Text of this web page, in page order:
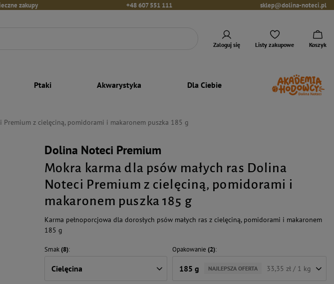
zakupy +48 607 551 111 sklep@dolina-noteci.pl
Zaloguj się Listy zakupowe Koszyk
Ptaki Akwarystyka Dla Ciebie
z cielęciną, pomidorami i makaronem puszka 185 g
Dolina Noteci Premium
Mokra karma dla psów małych ras Dolina
Noteci Premium z cielęciną, pomidorami i
makaronem puszka 185 g
Karma pełnoporcjowa dla dorosłych psów małych ras z cielęciną, pomidorami i makaronem
185 g
Smak(8)
Cielęcina
Opakowanie (2)
185 g NAJLEPSZA OFERTA 33,35 zł / 1 kg